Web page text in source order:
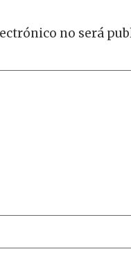
no será